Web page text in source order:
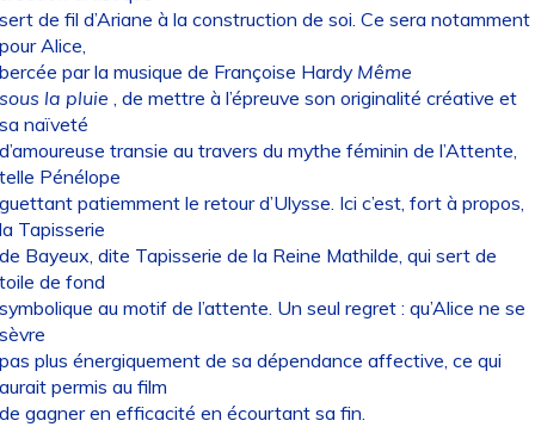
de fil d’Ariane à la construction de soi. Ce sera notamment
Alice,
par la musique de Françoise HardyMême
la pluie , de mettre à l’épreuve son originalité créative et
naïveté
transie au travers du mythe féminin de l’Attente,
Pénélope
patiemment le retour d’Ulysse. Ici c’est, fort à propos,
Tapisserie
Bayeux, dite Tapisserie de la Reine Mathilde, qui sert de
de fond
au motif de l’attente. Un seul regret : qu’Alice ne se
plus énergiquement de sa dépendance affective, ce qui
permis au film
gagner en efficacité en écourtant sa fin.